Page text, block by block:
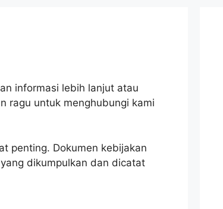
informasi lebih lanjut atau
ragu untuk menghubungi kami
penting. Dokumen kebijakan
dikumpulkan dan dicatat